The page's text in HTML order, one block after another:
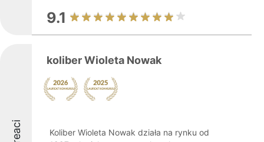
9.1
koliber Wioleta Nowak
Koliber Wioleta Nowak działa na rynku od